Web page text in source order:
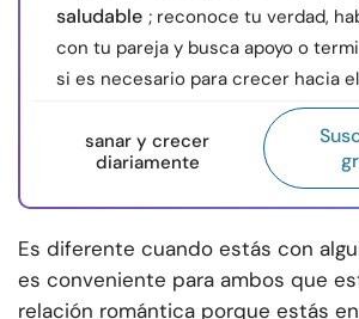
saludable ; reconoce tu verdad,
con tu pareja y busca apoyo o
si es necesario para crecer hacia
sanar y crecer
diariamente
Es diferente cuando estás con
es conveniente para ambos que
relación romántica porque estás